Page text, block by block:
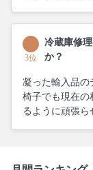
3位
冷蔵庫修
か？
凝った輸入品の
椅子でも現在の
るように頑張ら